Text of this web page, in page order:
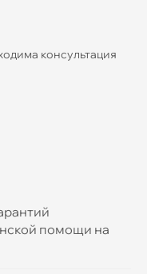
консультация
помощи на